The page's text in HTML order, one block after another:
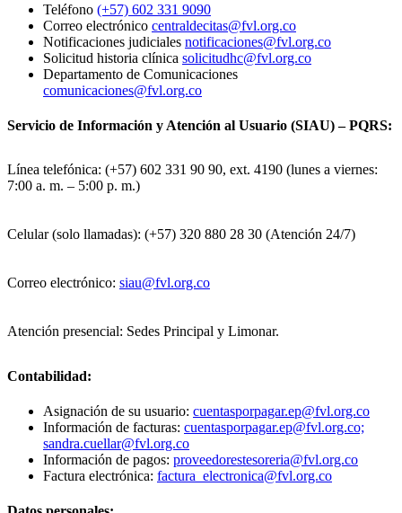
Teléfono (+57) 602 331 9090
Correo electrónico centraldecitas@fvl.org.co
Notificaciones judiciales notificaciones@fvl.org.co
Solicitud historia clínica solicitudhc@fvl.org.co
Departamento de Comunicaciones
comunicaciones@fvl.org.co
Servicio de Información y Atención al Usuario (SIAU) – PQRS:
Línea telefónica: (+57) 602 331 90 90, ext. 4190 (lunes a viernes:
7:00 a. m. – 5:00 p. m.)
Celular (solo llamadas): (+57) 320 880 28 30 (Atención 24/7)
Correo electrónico: siau@fvl.org.co
Atención presencial: Sedes Principal y Limonar.
Contabilidad:
Asignación de su usuario: cuentasporpagar.ep@fvl.org.co
Información de facturas: cuentasporpagar.ep@fvl.org.co;
sandra.cuellar@fvl.org.co
Información de pagos: proveedorestesoreria@fvl.org.co
Factura electrónica: factura_electronica@fvl.org.co